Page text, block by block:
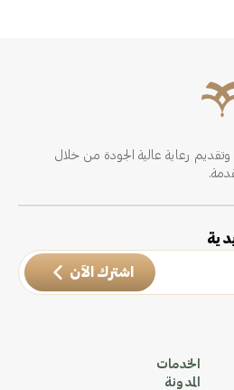
وتقديم رعاية عالية الجودة من خلال
اشترك الآن
الخدمات
المدونة